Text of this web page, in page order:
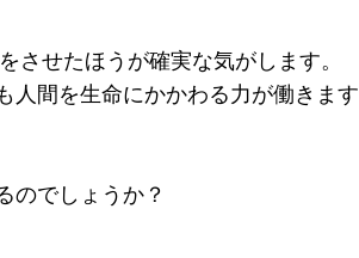
させたほうが確実な気がします。
人間を生命にかかわる力が働きます
のでしょうか？